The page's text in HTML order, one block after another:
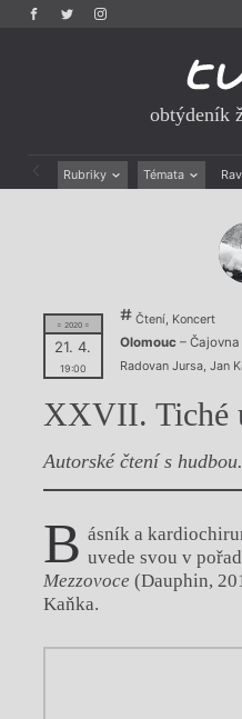
obtýdeník
Rubriky Témata
Rozhovory
Dokument
Výroční ceny
= 2020 =
21. 4.
19:00
Čtení, Koncert
Olomouc–
Radovan Jursa, Jan
XXVII. Tiché
Autorské čtení s hudbou.
B ásník a
uvede svou v
Mezzovoce (Dauphin,
Kaňka.